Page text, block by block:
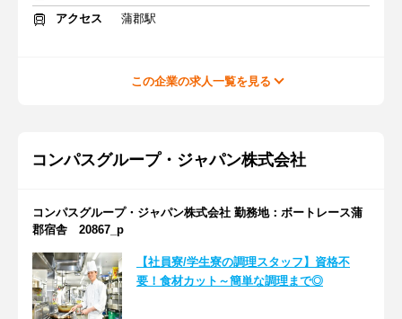
アクセス
蒲郡駅
この企業の求人一覧を見る
コンパスグループ・ジャパン株式会社
コンパスグループ・ジャパン株式会社 勤務地：ボートレース蒲
郡宿舎 20867_p
【社員寮/学生寮の調理スタッフ】資格不
要！食材カット～簡単な調理まで◎